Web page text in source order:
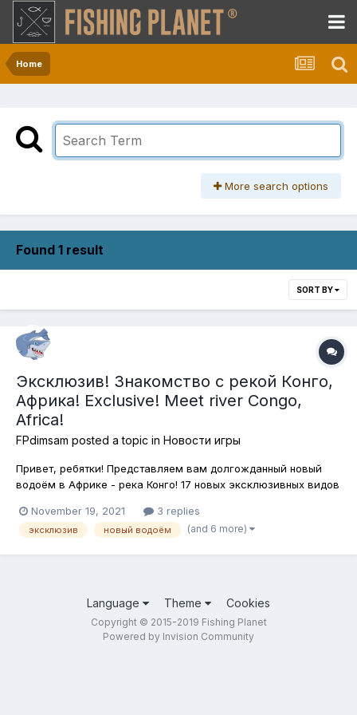
Home
More search options
Found 1 result
SORT BY
Эксклюзив! Знакомство с рекой Конго,
Африка! Exclusive! Meet river Congo,
Africa!
FPdimsam posted a topic in Новости игры
Привет, ребятки! Представляем вам долгожданный новый
водоём в Африке - река Конго! 17 новых эксклюзивных видов
катер - Gary Scott Draco с подставками для удилищ! Новые
снасти - спинниговые, донные и матчевые, новые нажив...
November 19, 2021 3 replies
эксклюзив новый водоём (and 6 more)
Language Theme Cookies
Copyright © 2015-2019 Fishing Planet
Powered by Invision Community